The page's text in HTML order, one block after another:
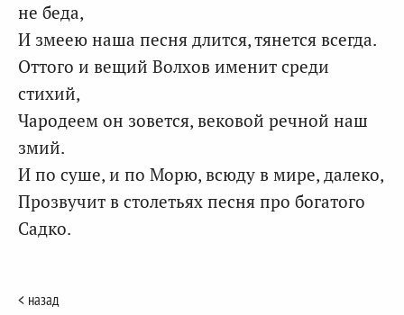
не беда,
И змеею наша песня длится, тянется всегда.
Оттого и вещий Волхов именит среди
стихий,
Чародеем он зовется, вековой речной наш
змий.
И по суше, и по Морю, всюду в мире, далеко,
Прозвучит в столетьях песня про богатого
Садко.
< назад